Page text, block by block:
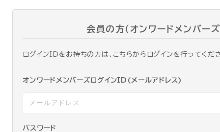
会員の方（オンワードメンバーズ
ログインIDをお持ちの方は、こちらからログインを行ってくだ
オンワードメンバーズログインID(メールアドレス)
パスワード